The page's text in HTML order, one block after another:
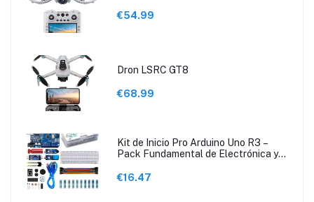
€54.99
Dron LSRC GT8
€68.99
Kit de Inicio Pro Arduino Uno R3 –
Pack Fundamental de Electrónica y
€16.47